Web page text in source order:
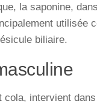
la saponine,
utilisée
biliaire.
cola, intervient